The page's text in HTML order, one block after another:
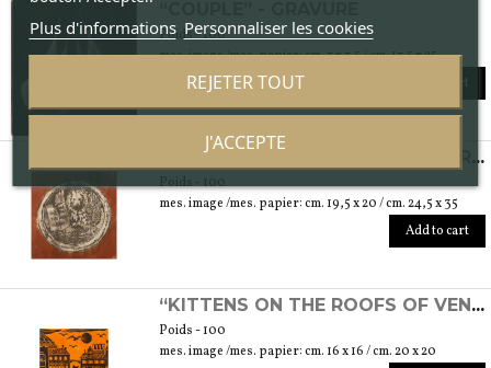
Poids - 100
mes. image /mes. papier: cm. 7 x 7,5 / cm. 17,5 x 25
Add to cart
“LION DE SAINT-MARC” - XYLOGRAPHIE
Poids - 100
mes. image /mes. papier: cm. 19,5 x 20 / cm. 24,5 x 35
Add to cart
“KITTENS ON THE ROOFS OF VENICE” - XYLOGRAPHIE
Poids - 100
mes. image /mes. papier: cm. 16 x 16 / cm. 20 x 20
Plus d'informations Personnaliser les cookies
REJETER TOUT
J'ACCEPTE